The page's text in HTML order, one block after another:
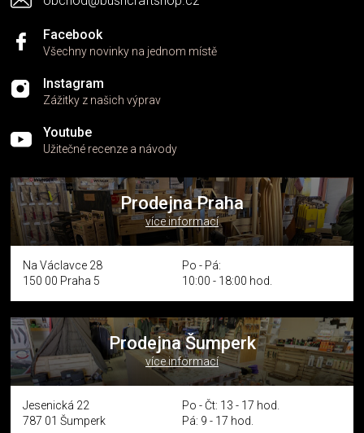
Facebook
Všechny novinky na jednom místě
Instagram
Zážitky z našich výprav
Youtube
Užitečné recenze a návody
Prodejna Praha
více informací
Na Václavce 28
150 00 Praha 5
Po - Pá:
10:00 - 18:00 hod.
Prodejna Šumperk
více informací
Jesenická 22
787 01 Šumperk
Po - Čt: 13 - 17 hod.
Pá: 9 - 17 hod.